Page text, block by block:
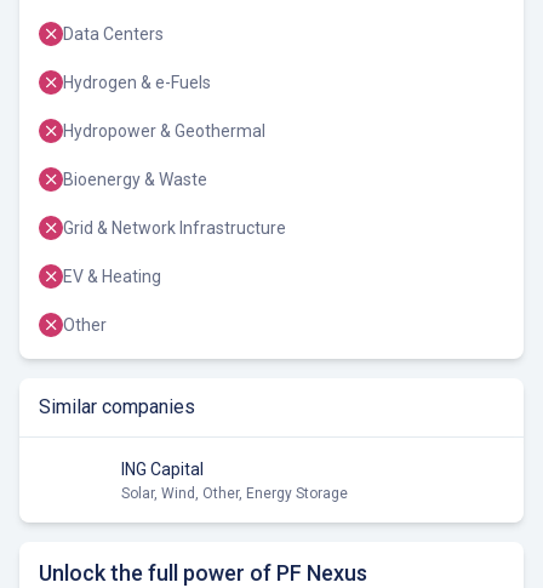
Data Centers
Hydrogen & e-Fuels
Hydropower & Geothermal
Bioenergy & Waste
Grid & Network Infrastructure
EV & Heating
Other
Similar companies
ING Capital
Solar, Wind, Other, Energy Storage
Unlock the full power of PF Nexus